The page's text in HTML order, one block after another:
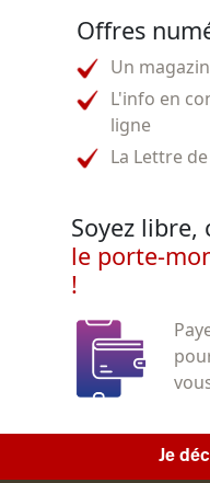
Offres
Un
L'info en
ligne
La Lettre de
Soyez libre,
le porte-
!
Je